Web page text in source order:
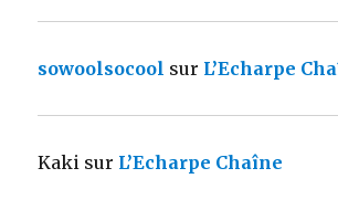
sowoolsocool sur L’Echarpe
Kaki sur L’Echarpe Chaîne